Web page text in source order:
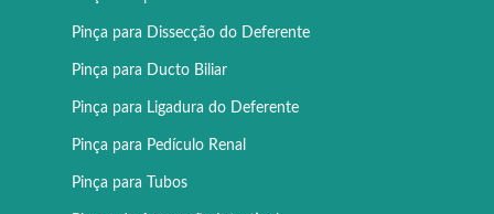
Pinça para Dissecção do Deferente
Pinça para Ducto Biliar
Pinça para Ligadura do Deferente
Pinça para Pedículo Renal
Pinça para Tubos